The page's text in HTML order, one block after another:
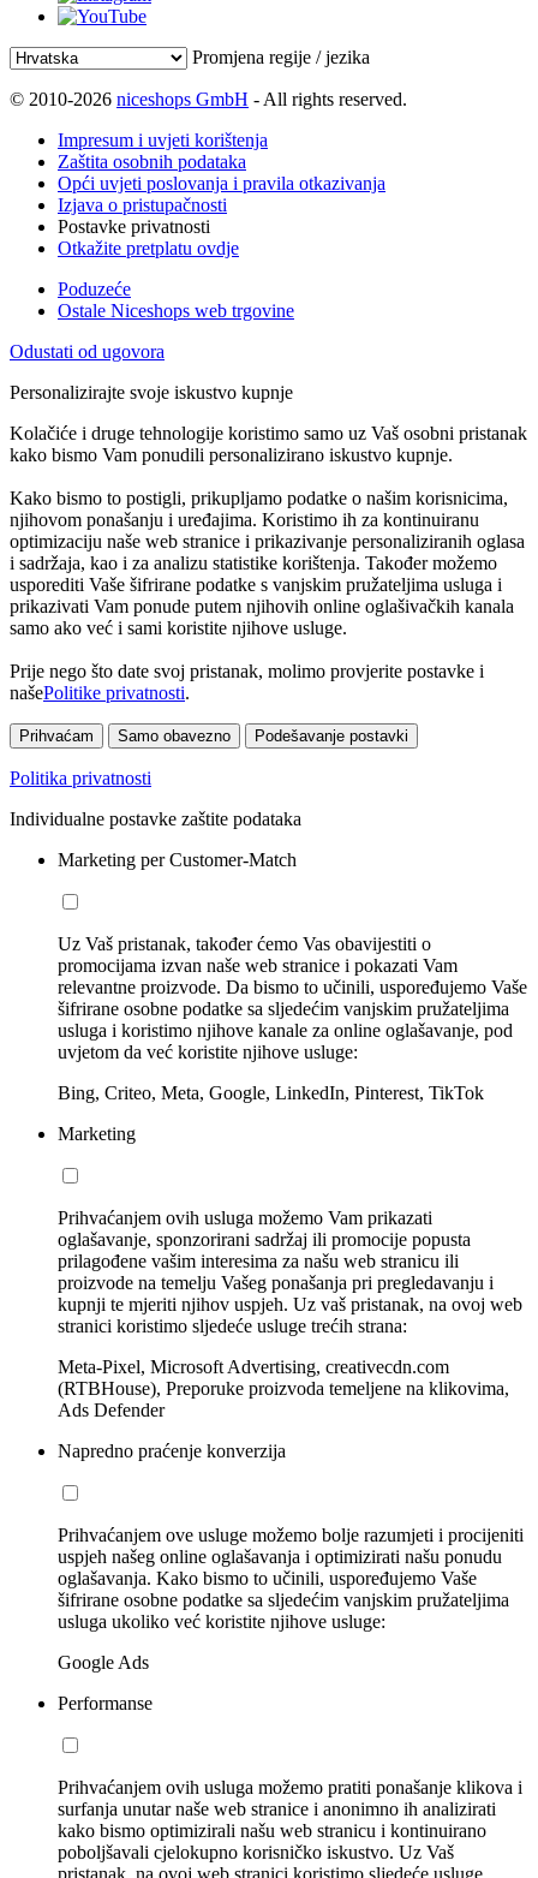
Promjena regije / jezika
© 2010-2026 niceshops GmbH - All rights reserved.
Impresum i uvjeti korištenja
Zaštita osobnih podataka
Opći uvjeti poslovanja i pravila otkazivanja
Izjava o pristupačnosti
Postavke privatnosti
Otkažite pretplatu ovdje
Poduzeće
Ostale Niceshops web trgovine
Odustati od ugovora
Personalizirajte svoje iskustvo kupnje
Kolačiće i druge tehnologije koristimo samo uz Vaš osobni pristanak
kako bismo Vam ponudili personalizirano iskustvo kupnje.
Kako bismo to postigli, prikupljamo podatke o našim korisnicima,
njihovom ponašanju i uređajima. Koristimo ih za kontinuiranu
optimizaciju naše web stranice i prikazivanje personaliziranih oglasa
i sadržaja, kao i za analizu statistike korištenja. Također možemo
usporediti Vaše šifrirane podatke s vanjskim pružateljima usluga i
prikazivati Vam ponude putem njihovih online oglašivačkih kanala
samo ako već i sami koristite njihove usluge.
Prije nego što date svoj pristanak, molimo provjerite postavke i
našePolitike privatnosti.
Prihvaćam Samo obavezno Podešavanje postavki
Politika privatnosti
Individualne postavke zaštite podataka
Marketing per Customer-Match
Uz Vaš pristanak, također ćemo Vas obavijestiti o
promocijama izvan naše web stranice i pokazati Vam
relevantne proizvode. Da bismo to učinili, uspoređujemo Vaše
šifrirane osobne podatke sa sljedećim vanjskim pružateljima
usluga i koristimo njihove kanale za online oglašavanje, pod
uvjetom da već koristite njihove usluge:
Bing, Criteo, Meta, Google, LinkedIn, Pinterest, TikTok
Marketing
Prihvaćanjem ovih usluga možemo Vam prikazati
oglašavanje, sponzorirani sadržaj ili promocije popusta
prilagođene vašim interesima za našu web stranicu ili
proizvode na temelju Vašeg ponašanja pri pregledavanju i
kupnji te mjeriti njihov uspjeh. Uz vaš pristanak, na ovoj web
stranici koristimo sljedeće usluge trećih strana:
Meta-Pixel, Microsoft Advertising, creativecdn.com
(RTBHouse), Preporuke proizvoda temeljene na klikovima,
Ads Defender
Napredno praćenje konverzija
Prihvaćanjem ove usluge možemo bolje razumjeti i procijeniti
uspjeh našeg online oglašavanja i optimizirati našu ponudu
oglašavanja. Kako bismo to učinili, uspoređujemo Vaše
šifrirane osobne podatke sa sljedećim vanjskim pružateljima
usluga ukoliko već koristite njihove usluge:
Google Ads
Performanse
Prihvaćanjem ovih usluga možemo pratiti ponašanje klikova i
surfanja unutar naše web stranice i anonimno ih analizirati
kako bismo optimizirali našu web stranicu i kontinuirano
poboljšavali cjelokupno korisničko iskustvo. Uz Vaš
pristanak, na ovoj web stranici koristimo sljedeće usluge